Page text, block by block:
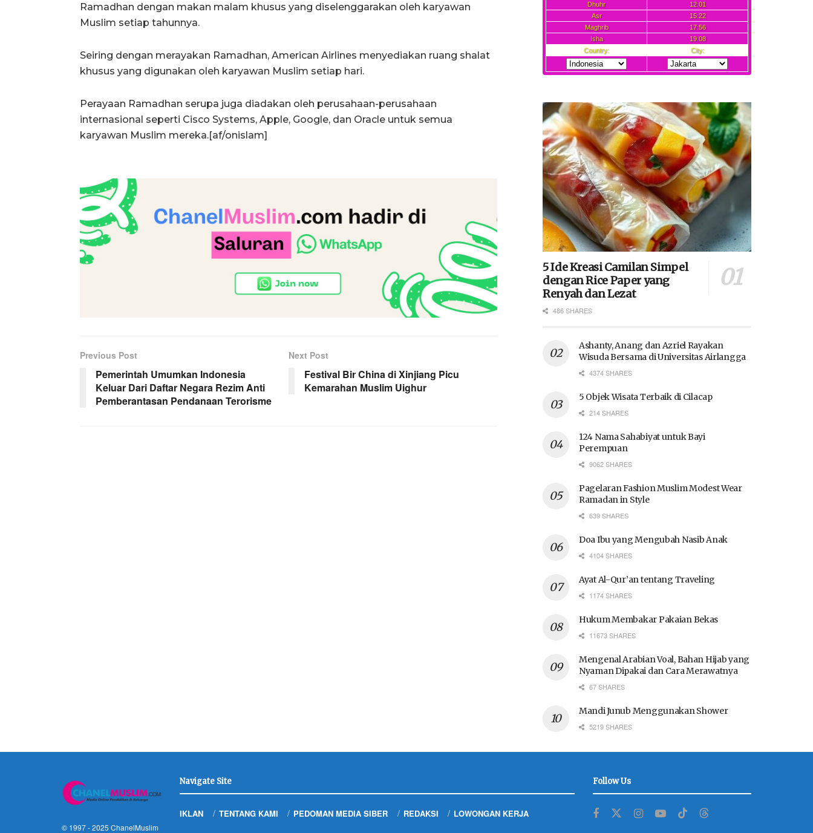
Ramadhan dengan makan malam khusus yang diselenggarakan oleh karyawan
Muslim setiap tahunnya.
Seiring dengan merayakan Ramadhan, American Airlines menyediakan ruang shalat
khusus yang digunakan oleh karyawan Muslim setiap hari.
Perayaan Ramadhan serupa juga diadakan oleh perusahaan-perusahaan
internasional seperti Cisco Systems, Apple, Google, dan Oracle untuk semua
karyawan Muslim mereka.[af/onislam]
Previous Post
Pemerintah Umumkan Indonesia
Keluar Dari Daftar Negara Rezim Anti
Pemberantasan Pendanaan Terorisme
Next Post
Festival Bir China di Xinjiang Picu
Kemarahan Muslim Uighur
5 Ide Kreasi Camilan Simpel
dengan Rice Paper yang
Renyah dan Lezat
486 SHARES
Ashanty, Anang dan Azriel Rayakan
Wisuda Bersama di Universitas Airlangga
4374 SHARES
5 Objek Wisata Terbaik di Cilacap
214 SHARES
124 Nama Sahabiyat untuk Bayi
Perempuan
9062 SHARES
Pagelaran Fashion Muslim Modest Wear
Ramadan in Style
639 SHARES
Doa Ibu yang Mengubah Nasib Anak
4104 SHARES
Ayat Al-Qur’an tentang Traveling
1174 SHARES
Hukum Membakar Pakaian Bekas
11673 SHARES
Mengenal Arabian Voal, Bahan Hijab yang
Nyaman Dipakai dan Cara Merawatnya
67 SHARES
Mandi Junub Menggunakan Shower
5219 SHARES
© 1997 - 2025 ChanelMuslim
Navigate Site
IKLAN TENTANG KAMI PEDOMAN MEDIA SIBER REDAKSI LOWONGAN KERJA
Follow Us